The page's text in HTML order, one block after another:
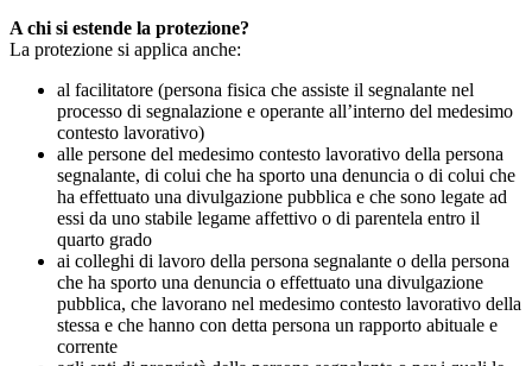
A chi si estende la protezione?
La protezione si applica anche:
al facilitatore (persona fisica che assiste il segnalante nel
processo di segnalazione e operante all’interno del medesimo
contesto lavorativo)
alle persone del medesimo contesto lavorativo della persona
segnalante, di colui che ha sporto una denuncia o di colui che
ha effettuato una divulgazione pubblica e che sono legate ad
essi da uno stabile legame affettivo o di parentela entro il
quarto grado
ai colleghi di lavoro della persona segnalante o della persona
che ha sporto una denuncia o effettuato una divulgazione
pubblica, che lavorano nel medesimo contesto lavorativo della
stessa e che hanno con detta persona un rapporto abituale e
corrente